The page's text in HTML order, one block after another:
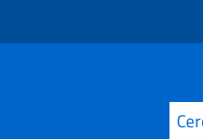
Cerca